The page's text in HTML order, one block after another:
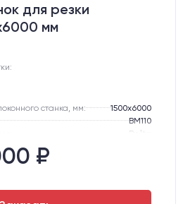
для резки
мм
станка, мм:
1500х6000
BM110
Delta
₽